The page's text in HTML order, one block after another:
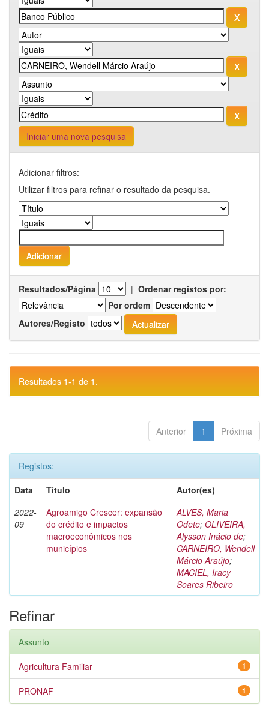
Iniciar uma nova pesquisa
Adicionar filtros:
Utilizar filtros para refinar o resultado da pesquisa.
Resultados/Página | Ordenar registos por:
Por ordem
Autores/Registo
Resultados 1-1 de 1.
Anterior 1 Próxima
Registos:
Data
Título
Autor(es)
2022-
09
Agroamigo Crescer: expansão
do crédito e impactos
macroeconômicos nos
municípios
ALVES, Maria
Odete; OLIVEIRA,
Alysson Inácio de;
CARNEIRO, Wendell
Márcio Araújo;
MACIEL, Iracy
Soares Ribeiro
Refinar
Assunto
1
Agricultura Familiar
1
PRONAF